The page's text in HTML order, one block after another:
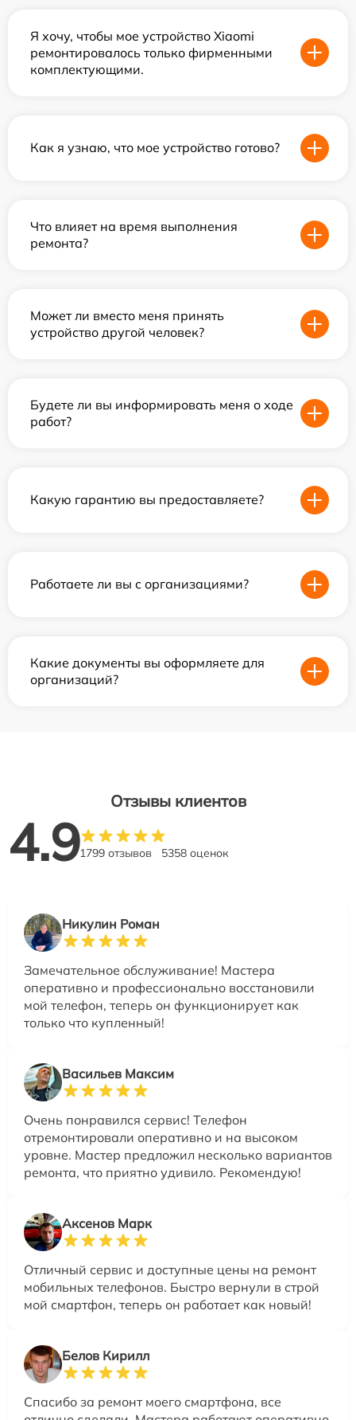
Я хочу, чтобы мое устройство Xiaomi
ремонтировалось только фирменными
комплектующими.
Как я узнаю, что мое устройство готово?
Что влияет на время выполнения
ремонта?
Может ли вместо меня принять
устройство другой человек?
Будете ли вы информировать меня о ходе
работ?
Какую гарантию вы предоставляете?
Работаете ли вы с организациями?
Какие документы вы оформляете для
организаций?
Отзывы клиентов
4.91799 отзывов 5358 оценок
Никулин Роман
Замечательное обслуживание! Мастера
оперативно и профессионально восстановили
мой телефон, теперь он функционирует как
только что купленный!
Васильев Максим
Очень понравился сервис! Телефон
отремонтировали оперативно и на высоком
уровне. Мастер предложил несколько вариантов
ремонта, что приятно удивило. Рекомендую!
Аксенов Марк
Отличный сервис и доступные цены на ремонт
мобильных телефонов. Быстро вернули в строй
мой смартфон, теперь он работает как новый!
Белов Кирилл
Спасибо за ремонт моего смартфона, все